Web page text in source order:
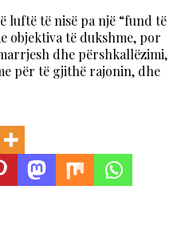
luftë të nisë pa një “fund të
objektiva të dukshme, por
dhe përshkallëzimi,
për të gjithë rajonin, dhe